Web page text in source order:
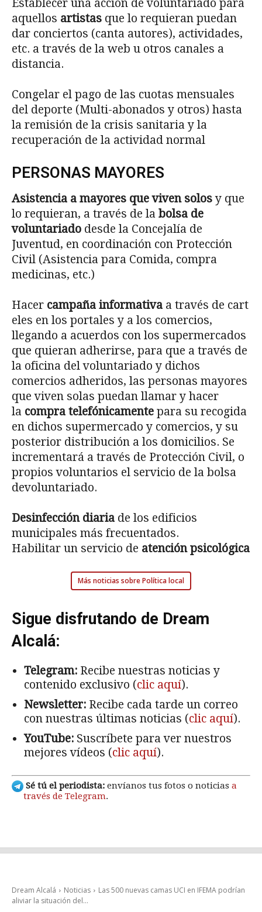
Establecer una acción de voluntariado para
aquellos artistas que lo requieran puedan
dar conciertos (canta autores), actividades,
etc. a través de la web u otros canales a
distancia.
Congelar el pago de las cuotas mensuales
del deporte (Multi-abonados y otros) hasta
la remisión de la crisis sanitaria y la
recuperación de la actividad normal
PERSONAS MAYORES
Asistencia a mayores que viven solosy que
lo requieran, a través de la bolsa de
voluntariado desde la Concejalía de
Juventud, en coordinación con Protección
Civil (Asistencia para Comida, compra
medicinas, etc.)
Hacer campaña informativa a través de cart
eles en los portales y a los comercios,
llegando a acuerdos con los supermercados
que quieran adherirse, para que a través de
la oficina del voluntariado y dichos
comercios adheridos, las personas mayores
que viven solas puedan llamar y hacer
la compra telefónicamente para su recogida
en dichos supermercado y comercios, y su
posterior distribución a los domicilios. Se
incrementará a través de Protección Civil, o
propios voluntarios el servicio de la bolsa
devoluntariado.
Desinfección diaria de los edificios
municipales más frecuentados.
Habilitar un servicio de atención psicológica
Más noticias sobre Política local
Sigue disfrutando de Dream
Alcalá:
Telegram: Recibe nuestras noticias y
contenido exclusivo (clic aquí).
Newsletter: Recibe cada tarde un correo
con nuestras últimas noticias (clic aquí).
YouTube: Suscríbete para ver nuestros
mejores vídeos (clic aquí).
Sé tú el periodista: envíanos tus fotos o noticias a
través de Telegram.